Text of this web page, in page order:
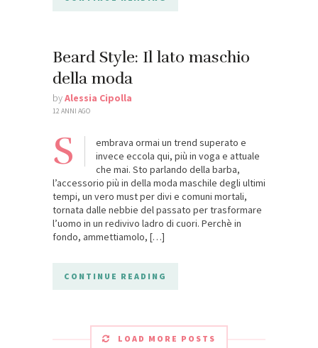
Beard Style: Il lato maschio
della moda
byAlessia Cipolla
12 ANNI AGO
S
embrava ormai un trend superato e
invece eccola qui, più in voga e attuale
che mai. Sto parlando della barba,
l’accessorio più in della moda maschile degli ultimi
tempi, un vero must per divi e comuni mortali,
tornata dalle nebbie del passato per trasformare
l’uomo in un redivivo ladro di cuori. Perchè in
fondo, ammettiamolo, […]
CONTINUE READING
LOAD MORE POSTS